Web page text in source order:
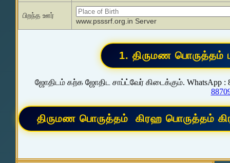
பிறந்த ஊர்
www.psssrf.org.in Server
ஜோதிடம் கற்க ஜோதிட சாப்ட்வேர் கிடைக்கும். WhatsApp :